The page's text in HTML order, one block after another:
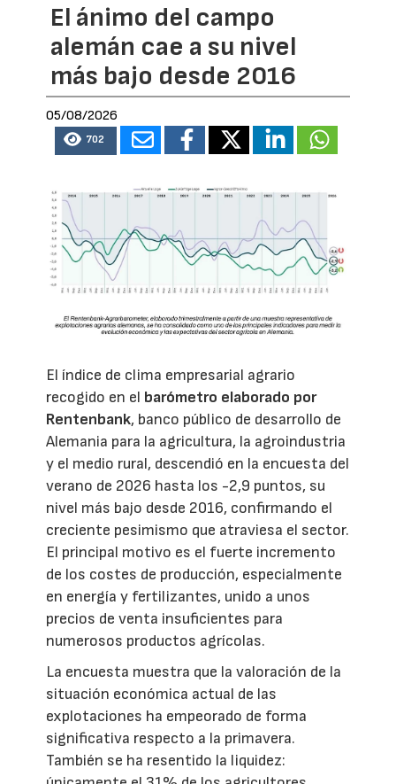
El ánimo del campo
alemán cae a su nivel
más bajo desde 2016
05/08/2026
702
El índice de clima empresarial agrario
recogido en el barómetro elaborado por
Rentenbank, banco público de desarrollo de
Alemania para la agricultura, la agroindustria
y el medio rural, descendió en la encuesta del
verano de 2026 hasta los -2,9 puntos, su
nivel más bajo desde 2016, confirmando el
creciente pesimismo que atraviesa el sector.
El principal motivo es el fuerte incremento
de los costes de producción, especialmente
en energía y fertilizantes, unido a unos
precios de venta insuficientes para
numerosos productos agrícolas.
La encuesta muestra que la valoración de la
situación económica actual de las
explotaciones ha empeorado de forma
significativa respecto a la primavera.
También se ha resentido la liquidez: